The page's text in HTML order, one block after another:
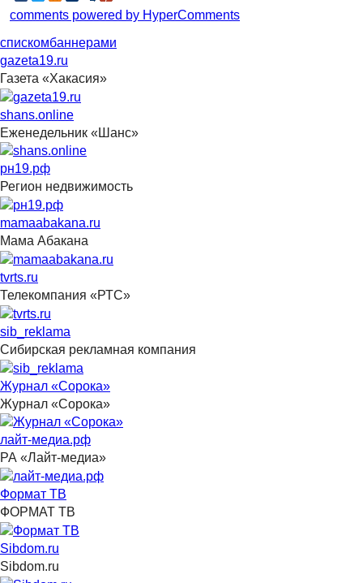
comments powered by HyperComments
спискомбаннерами
gazeta19.ru
Газета «Хакасия»
shans.online
Еженедельник «Шанс»
рн19.рф
Регион недвижимость
mamaabakana.ru
Мама Абакана
tvrts.ru
Телекомпания «РТС»
sib_reklama
Сибирская рекламная компания
Журнал «Сорока»
Журнал «Сорока»
лайт-медиа.рф
РА «Лайт-медиа»
Формат ТВ
ФОРМАТ ТВ
Sibdom.ru
Sibdom.ru